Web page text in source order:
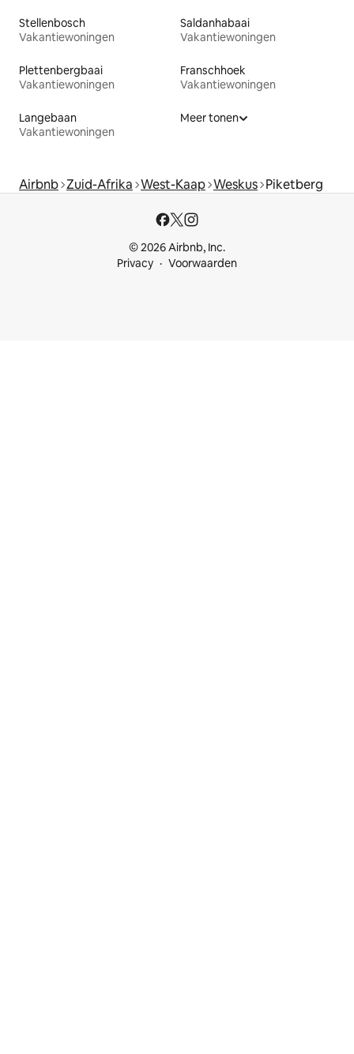
Stellenbosch
Vakantiewoningen
Saldanhabaai
Vakantiewoningen
Plettenbergbaai
Vakantiewoningen
Franschhoek
Vakantiewoningen
Langebaan
Vakantiewoningen
Meer tonen
Airbnb Zuid-Afrika West-Kaap Weskus Piketberg
© 2026 Airbnb, Inc.
Privacy
Voorwaarden